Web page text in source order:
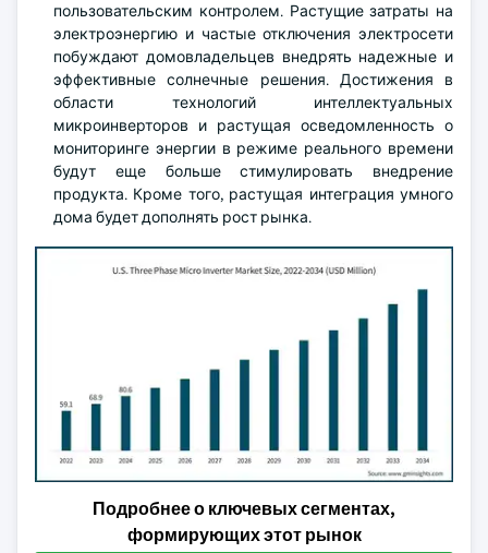
пользовательским контролем. Растущие затраты на
электроэнергию и частые отключения электросети
побуждают домовладельцев внедрять надежные и
эффективные солнечные решения. Достижения в
области технологий интеллектуальных
микроинверторов и растущая осведомленность о
мониторинге энергии в режиме реального времени
будут еще больше стимулировать внедрение
продукта. Кроме того, растущая интеграция умного
дома будет дополнять рост рынка.
Подробнее о ключевых сегментах,
формирующих этот рынок